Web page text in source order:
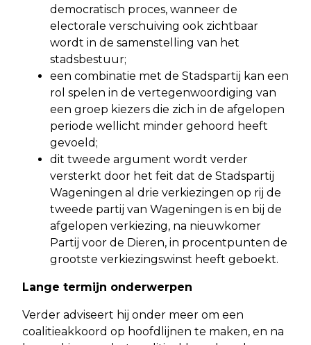
democratisch proces, wanneer de
electorale verschuiving ook zichtbaar
wordt in de samenstelling van het
stadsbestuur;
een combinatie met de Stadspartij kan een
rol spelen in de vertegenwoordiging van
een groep kiezers die zich in de afgelopen
periode wellicht minder gehoord heeft
gevoeld;
dit tweede argument wordt verder
versterkt door het feit dat de Stadspartij
Wageningen al drie verkiezingen op rij de
tweede partij van Wageningen is en bij de
afgelopen verkiezing, na nieuwkomer
Partij voor de Dieren, in procentpunten de
grootste verkiezingswinst heeft geboekt.
Lange termijn onderwerpen
Verder adviseert hij onder meer om een
coalitieakkoord op hoofdlijnen te maken, en na